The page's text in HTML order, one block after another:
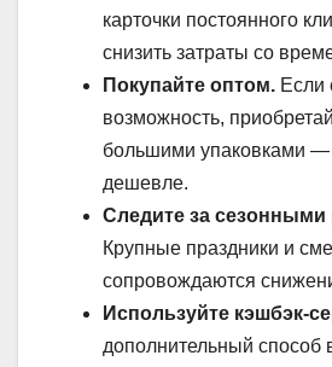
карточки постоянного
снизить затраты со
Покупайте оптом. Если
возможность,
большими упаковками —
дешевле.
Следите за
Крупные праздники и
сопровождаются
Используйте кэшбэк-
дополнительный способ